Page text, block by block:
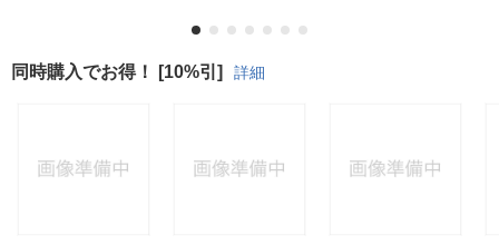
同時購入でお得！ [10%引] 詳細